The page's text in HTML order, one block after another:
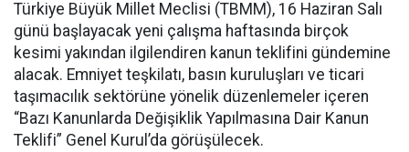
Türkiye Büyük Millet Meclisi (TBMM), 16 Haziran Salı
günü başlayacak yeni çalışma haftasında birçok
kesimi yakından ilgilendiren kanun teklifini gündemine
alacak. Emniyet teşkilatı, basın kuruluşları ve ticari
taşımacılık sektörüne yönelik düzenlemeler içeren
“Bazı Kanunlarda Değişiklik Yapılmasına Dair Kanun
Teklifi” Genel Kurul’da görüşülecek.